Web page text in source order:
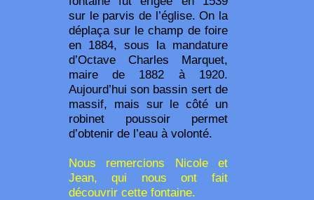
sur le parvis de l’église. On la
déplaça sur le champ de foire
en 1884, sous la mandature
d’Octave Charles Marquet,
maire de 1882 à 1920.
Aujourd’hui son bassin sert de
massif, mais sur le côté un
robinet poussoir permet
d’obtenir de l’eau à volonté.
Nous remercions Nicole et
Jean, qui nous ont fait
découvrir cette fontaine.